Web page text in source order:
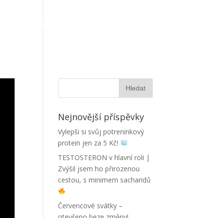
Nejnovější příspěvky
Vylepši si svůj potreninkový
protein jen za 5 Kč!
TESTOSTERON v hlavní roli |
Zvýšil jsem ho přirozenou
cestou, s minimem sacharidů
Červencové svátky –